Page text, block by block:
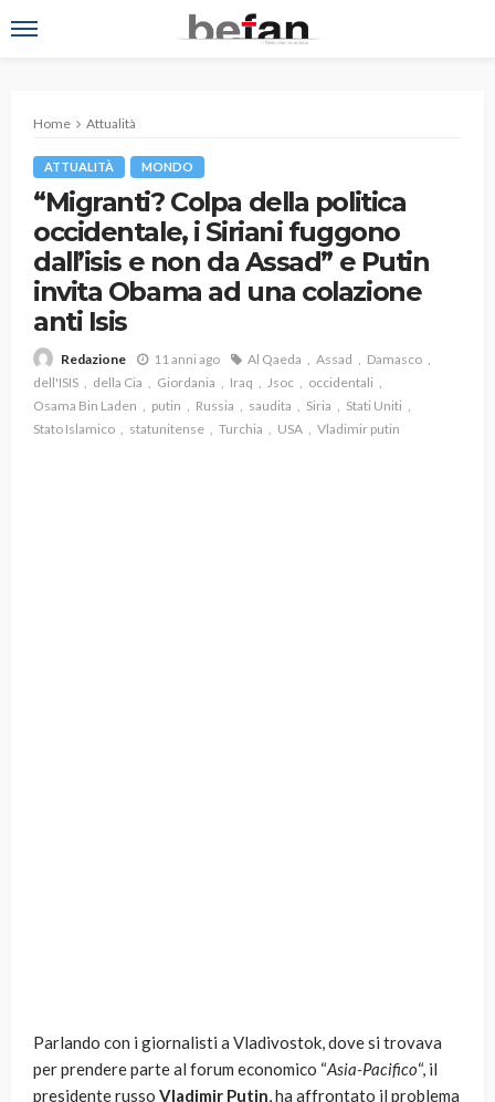
Home Attualità
ATTUALITÀ MONDO
“Migranti? Colpa della politica
occidentale, i Siriani fuggono
dall’isis e non da Assad” e Putin
invita Obama ad una colazione
anti Isis
Redazione 11 anni ago Al Qaeda Assad
Damasco
dell'ISIS
della Cia Giordania Iraq Jsoc
occidentali
Osama Bin Laden
putin Russia saudita Siria
Stati Uniti
Stato Islamico
statunitense Turchia USA Vladimir putin
Parlando con i giornalisti a Vladivostok, dove si trovava
per prendere parte al forum economico “Asia-Pacifico“, il
presidente russo Vladimir Putin, ha affrontato il problema